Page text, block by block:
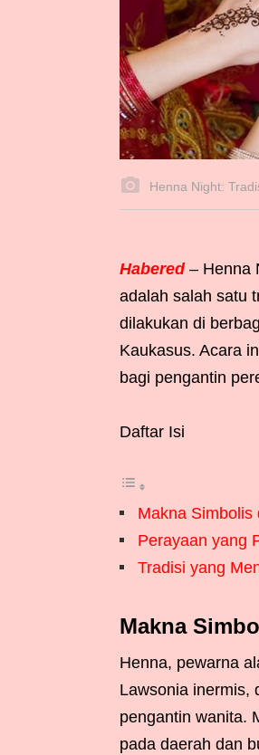
Henna Night:
Habered– Henna
adalah salah satu
dilakukan di
Kaukasus. Acara
bagi pengantin
Daftar Isi
Makna Simbolis
Perayaan yang
Tradisi yang
Makna
Henna, pewarna
Lawsonia inermis,
pengantin wanita.
pada daerah dan